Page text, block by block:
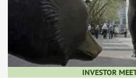
INVESTOR